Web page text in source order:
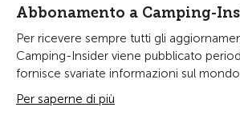
Abbonamento a Camping-
Per ricevere sempre tutti gli
Camping-Insider viene pubblicato
fornisce svariate informazioni sul
Per saperne di più